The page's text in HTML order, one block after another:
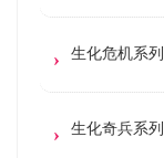
生化危机系列
生化奇兵系列